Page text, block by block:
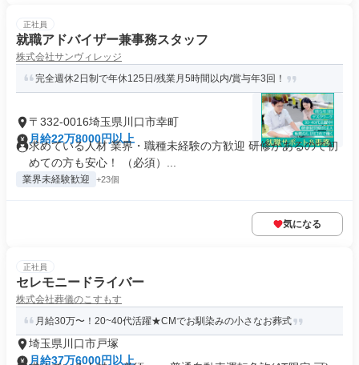
正社員
就職アドバイザー兼事務スタッフ
株式会社サンヴィレッジ
完全週休2日制で年休125日/残業月5時間以内/賞与年3回！
〒332-0016埼玉県川口市幸町
月給22万8000円以上
求めている人材 業界・職種未経験の方歓迎 研修があるので初
めての方も安心！ （必須）...
業界未経験歓迎 +23個
気になる
正社員
セレモニードライバー
株式会社葬儀のこすもす
月給30万〜！20~40代活躍★CMでお馴染みの小さなお葬式
埼玉県川口市戸塚
月給37万6000円以上